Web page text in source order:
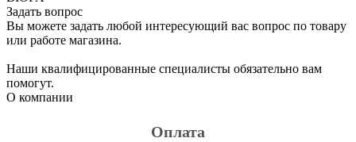
Задать вопрос
Вы можете задать любой интересующий вас вопрос по товару
или работе магазина.
Наши квалифицированные специалисты обязательно вам
помогут.
О компании
Оплата